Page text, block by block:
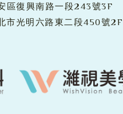
區復興南路一段243號3F
市光明六路東二段450號2F